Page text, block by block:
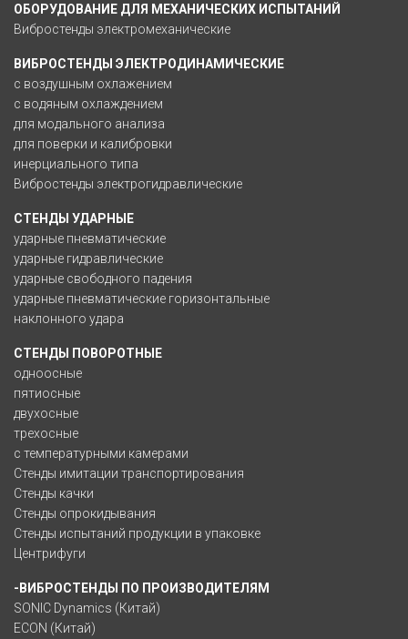
ОБОРУДОВАНИЕ ДЛЯ МЕХАНИЧЕСКИХ ИСПЫТАНИЙ
Вибростенды электромеханические
ВИБРОСТЕНДЫ ЭЛЕКТРОДИНАМИЧЕСКИЕ
с воздушным охлажением
с водяным охлаждением
для модального анализа
для поверки и калибровки
инерциального типа
Вибростенды электрогидравлические
СТЕНДЫ УДАРНЫЕ
ударные пневматические
ударные гидравлические
ударные свободного падения
ударные пневматические горизонтальные
наклонного удара
СТЕНДЫ ПОВОРОТНЫЕ
одноосные
пятиосные
двухосные
трехосные
с температурными камерами
Стенды имитации транспортирования
Стенды качки
Стенды опрокидывания
Стенды испытаний продукции в упаковке
Центрифуги
-ВИБРОСТЕНДЫ ПО ПРОИЗВОДИТЕЛЯМ
SONIC Dynamics (Китай)
ECON (Китай)